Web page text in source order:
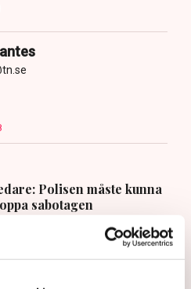
Polisen måste kunna
sabotagen